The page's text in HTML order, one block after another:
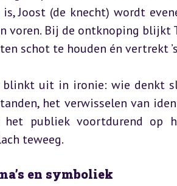
Joost (de knecht) wordt
voren. Bij de ontknoping
schot te houden én vertrekt
blinkt uit in ironie: wie denkt
het verwisselen van
het publiek voortdurend op
teweeg.
en symboliek